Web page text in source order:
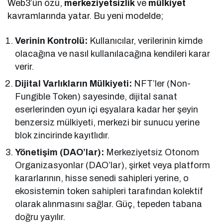
Web3’ün özü, merkeziyetsizlik ve mülkiyet
kavramlarında yatar. Bu yeni modelde;
Verinin Kontrolü: Kullanıcılar, verilerinin kimde
olacağına ve nasıl kullanılacağına kendileri karar
verir.
Dijital Varlıkların Mülkiyeti: NFT’ler (Non-
Fungible Token) sayesinde, dijital sanat
eserlerinden oyun içi eşyalara kadar her şeyin
benzersiz mülkiyeti, merkezi bir sunucu yerine
blok zincirinde kayıtlıdır.
Yönetişim (DAO’lar): Merkeziyetsiz Otonom
Organizasyonlar (DAO’lar), şirket veya platform
kararlarının, hisse senedi sahipleri yerine, o
ekosistemin token sahipleri tarafından kolektif
olarak alınmasını sağlar. Güç, tepeden tabana
doğru yayılır.